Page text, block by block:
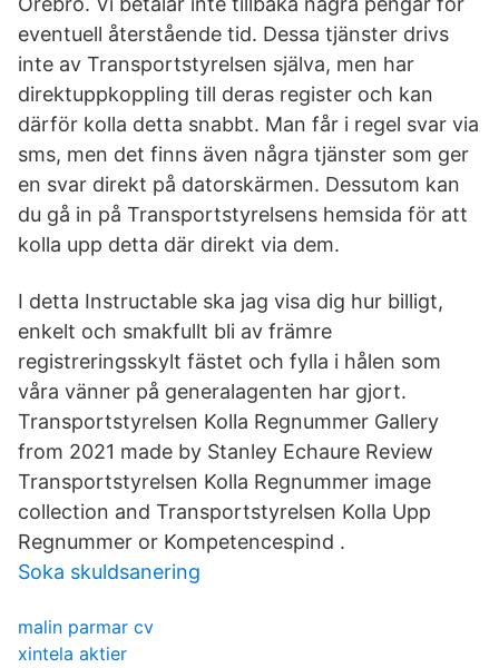
eventuell återstående tid. Dessa tjänster drivs
inte av Transportstyrelsen själva, men har
direktuppkoppling till deras register och kan
därför kolla detta snabbt. Man får i regel svar via
sms, men det finns även några tjänster som ger
en svar direkt på datorskärmen. Dessutom kan
du gå in på Transportstyrelsens hemsida för att
kolla upp detta där direkt via dem.
I detta Instructable ska jag visa dig hur billigt,
enkelt och smakfullt bli av främre
registreringsskylt fästet och fylla i hålen som
våra vänner på generalagenten har gjort.
Transportstyrelsen Kolla Regnummer Gallery
from 2021 made by Stanley Echaure Review
Transportstyrelsen Kolla Regnummer image
collection and Transportstyrelsen Kolla Upp
Regnummer or Kompetencespind .
Soka skuldsanering
malin parmar cv
xintela aktier